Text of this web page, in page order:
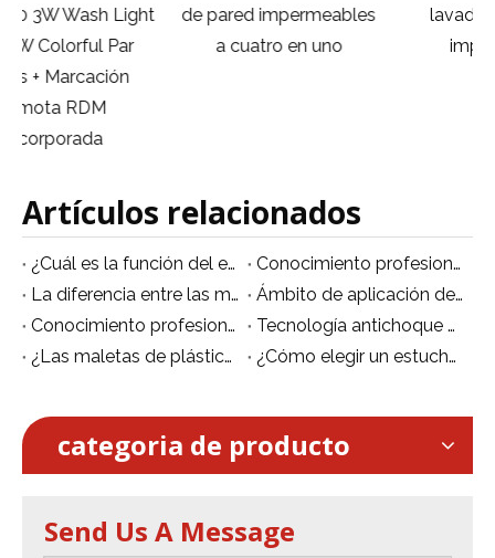
de pared impermeables
a cuatro en uno
lavadora de pared
impermeable
Artículos relacionados
¿Cuál es la función del estuche de plástico para vuelos?
Conocimiento profesional de mantenimiento de maletas de vuelo.
La diferencia entre las materias primas del Flight Case.
Ámbito de aplicación del Flightcase de plástico
Conocimiento profesional de mantenimiento de maletas de vuelo.
Tecnología antichoque de flight case
¿Las maletas de plástico son más cómodas de transportar?
¿Cómo elegir un estuche de vuelo?
categoria de producto
Send Us A Message